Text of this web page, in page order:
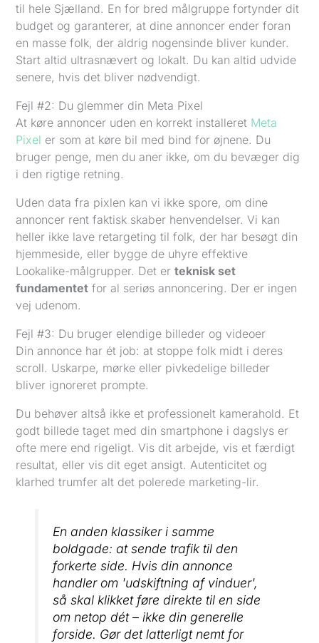
til hele Sjælland. En for bred målgruppe fortynder dit
budget og garanterer, at dine annoncer ender foran
en masse folk, der aldrig nogensinde bliver kunder.
Start altid ultrasnævert og lokalt. Du kan altid udvide
senere, hvis det bliver nødvendigt.
Fejl #2: Du glemmer din Meta Pixel
At køre annoncer uden en korrekt installeret Meta
Pixel er som at køre bil med bind for øjnene. Du
bruger penge, men du aner ikke, om du bevæger dig
i den rigtige retning.
Uden data fra pixlen kan vi ikke spore, om dine
annoncer rent faktisk skaber henvendelser. Vi kan
heller ikke lave retargeting til folk, der har besøgt din
hjemmeside, eller bygge de uhyre effektive
Lookalike-målgrupper. Det erteknisk set
fundamentet for al seriøs annoncering. Der er ingen
vej udenom.
Fejl #3: Du bruger elendige billeder og videoer
Din annonce har ét job: at stoppe folk midt i deres
scroll. Uskarpe, mørke eller pivkedelige billeder
bliver ignoreret prompte.
Du behøver altså ikke et professionelt kamerahold. Et
godt billede taget med din smartphone i dagslys er
ofte mere end rigeligt. Vis dit arbejde, vis et færdigt
resultat, eller vis dit eget ansigt. Autenticitet og
klarhed trumfer alt det polerede marketing-lir.
En anden klassiker i samme
boldgade: at sende trafik til den
forkerte side. Hvis din annonce
handler om 'udskiftning af vinduer',
så skal klikket føre direkte til en side
om netop dét – ikke din generelle
forside. Gør det latterligt nemt for